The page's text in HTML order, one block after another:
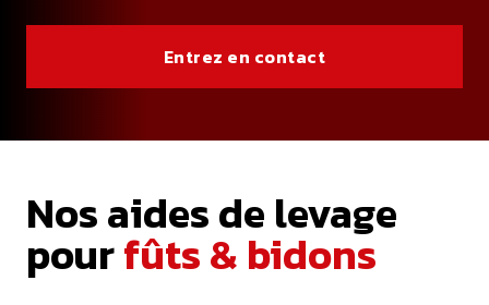
Entrez en contact
Nos aides de levage
pourfûts & bidons